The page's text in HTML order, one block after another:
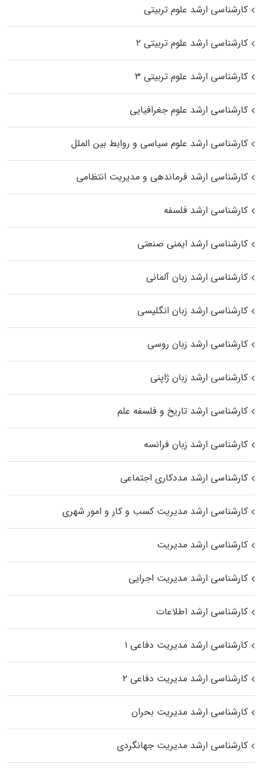
کارشناسی ارشد علوم تربیتی
کارشناسی ارشد علوم تربیتی ۲
کارشناسی ارشد علوم تربیتی ۳
کارشناسی ارشد علوم جغرافیایی
کارشناسی ارشد علوم سیاسی و روابط بین الملل
کارشناسی ارشد فرماندهی و مدیریت انتظامی
کارشناسی ارشد فلسفه
کارشناسی ارشد ایمنی صنعتی
کارشناسی ارشد زبان آلمانی
کارشناسی ارشد زبان انگلیسی
کارشناسی ارشد زبان روسی
کارشناسی ارشد زبان ژاپنی
کارشناسی ارشد تاریخ و فلسفه علم
کارشناسی ارشد زبان فرانسه
کارشناسی ارشد مددکاری اجتماعی
کارشناسی ارشد مدیریت کسب و کار و امور شهری
کارشناسی ارشد مدیریت
کارشناسی ارشد مدیریت اجرایی
کارشناسی ارشد اطلاعات
کارشناسی ارشد مدیریت دفاعی ۱
کارشناسی ارشد مدیریت دفاعی ۲
کارشناسی ارشد مدیریت بحران
کارشناسی ارشد مدیریت جهانگردی